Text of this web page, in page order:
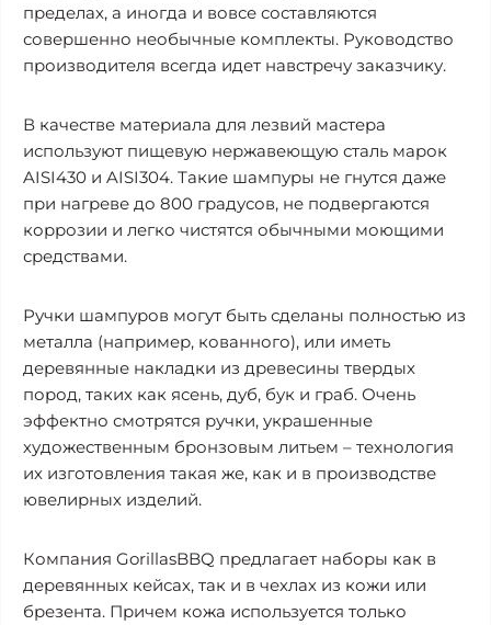
пределах, а иногда и вовсе составляются
совершенно необычные комплекты. Руководство
производителя всегда идет навстречу заказчику.
В качестве материала для лезвий мастера
используют пищевую нержавеющую сталь марок
AISI430 и AISI304. Такие шампуры не гнутся даже
при нагреве до 800 градусов, не подвергаются
коррозии и легко чистятся обычными моющими
средствами.
Ручки шампуров могут быть сделаны полностью из
металла (например, кованного), или иметь
деревянные накладки из древесины твердых
пород, таких как ясень, дуб, бук и граб. Очень
эффектно смотрятся ручки, украшенные
художественным бронзовым литьем – технология
их изготовления такая же, как и в производстве
ювелирных изделий.
Компания GorillasBBQ предлагает наборы как в
деревянных кейсах, так и в чехлах из кожи или
брезента. Причем кожа используется только